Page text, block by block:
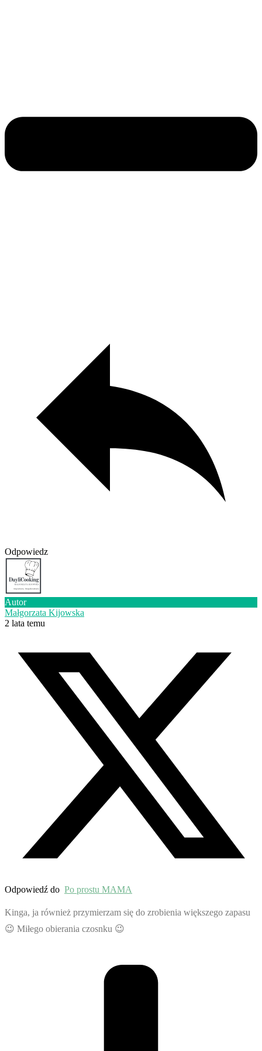
Odpowiedz
Autor
Małgorzata Kijowska
2 lata temu
Odpowiedź do Po prostu MAMA
Kinga, ja również przymierzam się do zrobienia większego zapasu
😉 Miłego obierania czosnku 😉